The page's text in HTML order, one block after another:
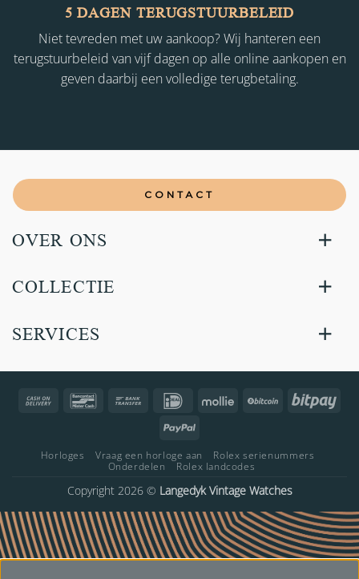
5 DAGEN TERUGSTUURBELEID
Niet tevreden met uw aankoop? Wij hanteren een
terugstuurbeleid van vijf dagen op alle online aankopen en
geven daarbij een volledige terugbetaling.
CONTACT
OVER ONS
COLLECTIE
SERVICES
Cash
Bancontact Bank
IDeal Mollie BitCoin
PayPal
Horloges Vraag een horloge aan
Rolex serienummers
Onderdelen
Rolex landcodes
Copyright 2026 © Langedyk Vintage Watches